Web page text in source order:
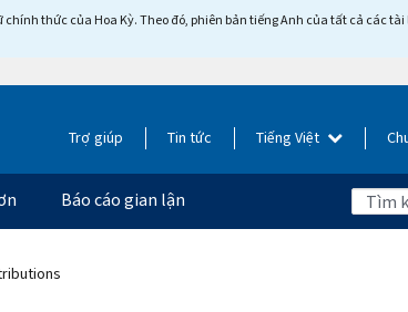
thức của Hoa Kỳ. Theo đó, phiên bản tiếng Anh của tất cả các
Trợ giúp Tin tức Tiếng Việt
Báo cáo gian lận